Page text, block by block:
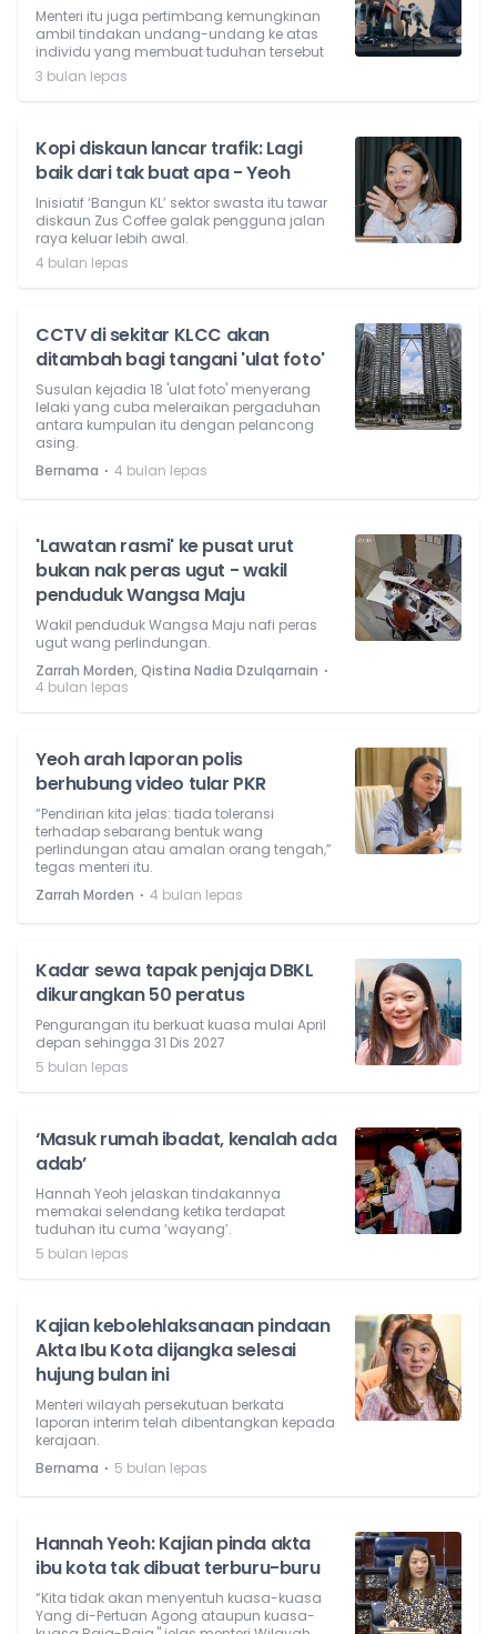
Menteri itu juga pertimbang kemungkinan
ambil tindakan undang-undang ke atas
individu yang membuat tuduhan tersebut
3 bulan lepas
Kopi diskaun lancar trafik: Lagi
baik dari tak buat apa - Yeoh
Inisiatif ‘Bangun KL’ sektor swasta itu tawar
diskaun Zus Coffee galak pengguna jalan
raya keluar lebih awal.
4 bulan lepas
CCTV di sekitar KLCC akan
ditambah bagi tangani 'ulat foto'
Susulan kejadia 18 'ulat foto' menyerang
lelaki yang cuba meleraikan pergaduhan
antara kumpulan itu dengan pelancong
asing.
Bernama ⋅ 4 bulan lepas
'Lawatan rasmi' ke pusat urut
bukan nak peras ugut - wakil
penduduk Wangsa Maju
Wakil penduduk Wangsa Maju nafi peras
ugut wang perlindungan.
Zarrah Morden, Qistina Nadia Dzulqarnain ⋅
4 bulan lepas
Yeoh arah laporan polis
berhubung video tular PKR
“Pendirian kita jelas: tiada toleransi
terhadap sebarang bentuk wang
perlindungan atau amalan orang tengah,”
tegas menteri itu.
Zarrah Morden ⋅ 4 bulan lepas
Kadar sewa tapak penjaja DBKL
dikurangkan 50 peratus
Pengurangan itu berkuat kuasa mulai April
depan sehingga 31 Dis 2027
5 bulan lepas
‘Masuk rumah ibadat, kenalah ada
adab’
Hannah Yeoh jelaskan tindakannya
memakai selendang ketika terdapat
tuduhan itu cuma ‘wayang’.
5 bulan lepas
Kajian kebolehlaksanaan pindaan
Akta Ibu Kota dijangka selesai
hujung bulan ini
Menteri wilayah persekutuan berkata
laporan interim telah dibentangkan kepada
kerajaan.
Bernama ⋅ 5 bulan lepas
Hannah Yeoh: Kajian pinda akta
ibu kota tak dibuat terburu-buru
“Kita tidak akan menyentuh kuasa-kuasa
Yang di-Pertuan Agong ataupun kuasa-